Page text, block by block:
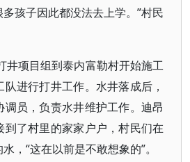
孩子因此都没法去上学。”村民
井项目组到泰内富勒村开始施工
进行打井工作。水井落成后，
员，负责水井维护工作。迪昂
了村里的家家户户，村民们在
，“这在以前是不敢想象的”。